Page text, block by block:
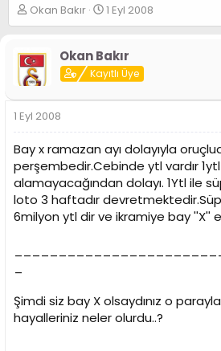
K
o
u
y
u
B
a
ş
a
t
a
n
Okan Bakır
B
a
l
a
n
g
a
r
i
h
i
1 Eyl 2008
Okan Bakır
Kayıtlı Üye
1 Eyl 2008
Bay x ramazan ayı dolayıyla
perşembedir.Cebinde ytl vardır
alamayacağından dolayı. 1Ytl ile
loto 3 haftadır
6milyon ytl dir ve ikramiye bay ''X'' e
Şimdi siz bay X olsaydınız o
hayalleriniz neler olurdu..?